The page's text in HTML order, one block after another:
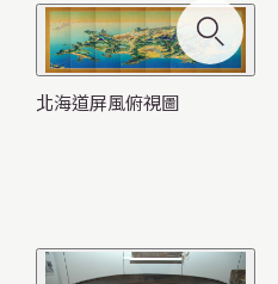
北海道屏風俯視圖